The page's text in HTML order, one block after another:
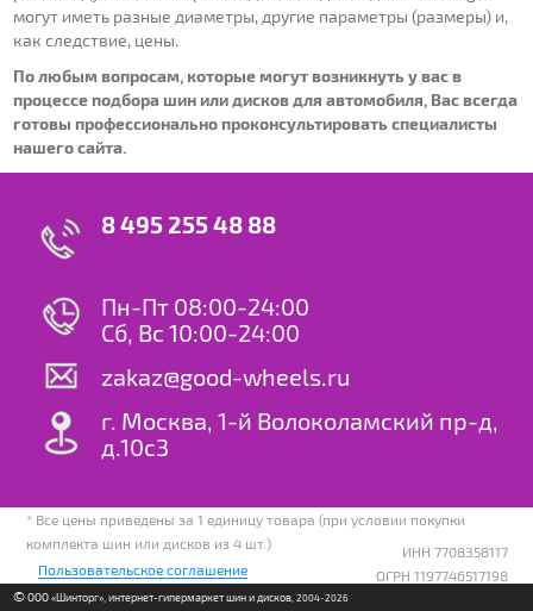
могут иметь разные диаметры, другие параметры (размеры) и,
как следствие, цены.
По любым вопросам, которые могут возникнуть у вас в
процессе подбора шин или дисков для автомобиля, Вас всегда
готовы профессионально проконсультировать специалисты
нашего сайта.
8 495 255 48 88
Пн-Пт 08:00-24:00
Сб, Вс 10:00-24:00
zakaz@good-wheels.ru
г. Москва, 1-й Волоколамский пр-д,
д.10с3
* Все цены приведены за 1 единицу товара (при условии покупки
комплекта шин или дисков из 4 шт.)
Пользовательское соглашение
ИНН 7708358117
ОГРН 1197746517198
© ООО «Шинторг», интернет-гипермаркет шин и дисков, 2004-2026